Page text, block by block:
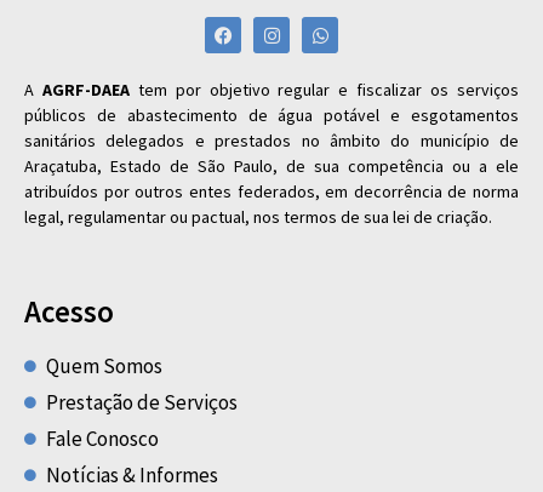
A AGRF-DAEAtem por objetivo regular e fiscalizar os serviços
públicos de abastecimento de água potável e esgotamentos
sanitários delegados e prestados no âmbito do município de
Araçatuba, Estado de São Paulo, de sua competência ou a ele
atribuídos por outros entes federados, em decorrência de norma
legal, regulamentar ou pactual, nos termos de sua lei de criação.
Acesso
Quem Somos
Prestação de Serviços
Fale Conosco
Notícias & Informes